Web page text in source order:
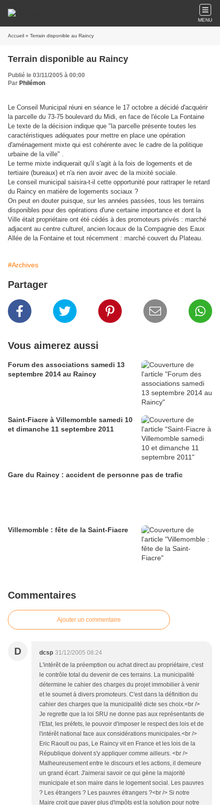
MENU
Accueil » Terrain disponible au Raincy
Terrain disponible au Raincy
Publié le 03/11/2005 à 00:00
Par Philémon
Le Conseil Municipal réuni en séance le 17 octobre a décidé d'acquérir
la parcelle du 73-75 boulevard du Midi, en face de l'école La Fontaine
Le texte de la décision indique que "la parcelle présente toutes les
caractéristiques adéquates pour mettre en place une opération
d'aménagement mixte qui est cohérente avec le cadre de la politique
urbaine de la ville" .
Le terme mixte indiquerait qu'il s'agit à la fois de logements et de
tertiaire (bureaux) et n'a rien avoir avec de la mixité sociale.
Le conseil municipal saisira-t-il cette opportunité pour rattraper le retard
du Raincy en matière de logements sociaux ?
On peut en douter puisque, sur les années passées, tous les terrains
disponibles pour des opérations d'une certaine importance et dont la
Ville était propriétaire ont été cédés à des promoteurs privés : marché
adjacent au centre culturel, ancien locaux de la Compagnie des Eaux
Allée de la Fontaine et tout récemment : marché couvert du Plateau.
#Archives
Partager
Vous aimerez aussi
Forum des associations samedi 13
septembre 2014 au Raincy
Saint-Fiacre à Villemomble samedi 10
et dimanche 11 septembre 2011
Gare du Raincy : accident de personne pas de trafic
Villemomble : fête de la Saint-Fiacre
Commentaires
Ajouter un commentaire
D dcsp 31/12/2005 08:24
L'intérêt de la préemption ou achat direct au propriétaire, c'est
le contrôle total du devenir de ces terrains. La municipalité
détermine le cahier des charges du projet immobilier à venir
et le soumet à divers promoteurs. C'est dans la définition du
cahier des charges que la municipalité dicte ses choix.<br />
Je regrette que la loi SRU ne donne pas aux représentants de
l'Etat, les préfets, le pouvoir d'imposer le respect des lois et de
l'intérêt national face aux considérations municipales.<br />
Eric Raoult ou pas, Le Raincy vit en France et les lois de la
République doivent s'y appliquer comme ailleurs. <br />
Malheureusement entre le discours et les actions, il demeure
un grand écart. J'aimerai savoir ce qui gène la majorité
municipale et son maire dans le logement social. Les pauvres
? Les étrangers ? Les pauvres étrangers ?<br /> Si notre
Maire croit que payer plus d'impôts est la solution pour notre